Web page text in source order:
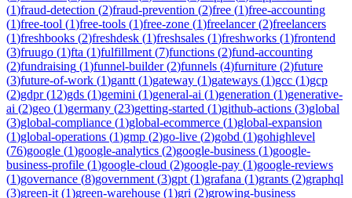
(1)fraud-detection (2)fraud-prevention (2)free (1)free-accounting
(1)free-tool (1)free-tools (1)free-zone (1)freelancer(2)freelancers
(1)freshbooks (2)freshdesk (1)freshsales (1)freshworks (1)frontend
(3)fruugo (1)fta (1)fulfillment (7)functions (2)fund-accounting
(2)fundraising (1)funnel-builder(2)funnels (4)furniture (2)future
(3)future-of-work (1)gantt (1)gateway (1)gateways (1)gcc (1)gcp
(2)gdpr(12)gds (1)gemini (1)general-ai (1)generation (1)generative-
ai (2)geo (1)germany (23)getting-started (1)github-actions (3)global
(3)global-compliance (1)global-ecommerce (1)global-expansion
(1)global-operations (1)gmp (2)go-live (2)gobd (1)gohighlevel
(76)google (1)google-analytics (2)google-business (1)google-
business-profile (1)google-cloud (2)google-pay (1)google-reviews
(1)governance (8)government (3)gpt (1)grafana (1)grants (2)graphql
(3)green-it (1)green-warehouse (1)gri (2)growing-business